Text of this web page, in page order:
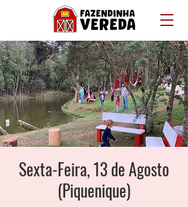
Sexta-Feira, 13 de Agosto
(Piquenique)